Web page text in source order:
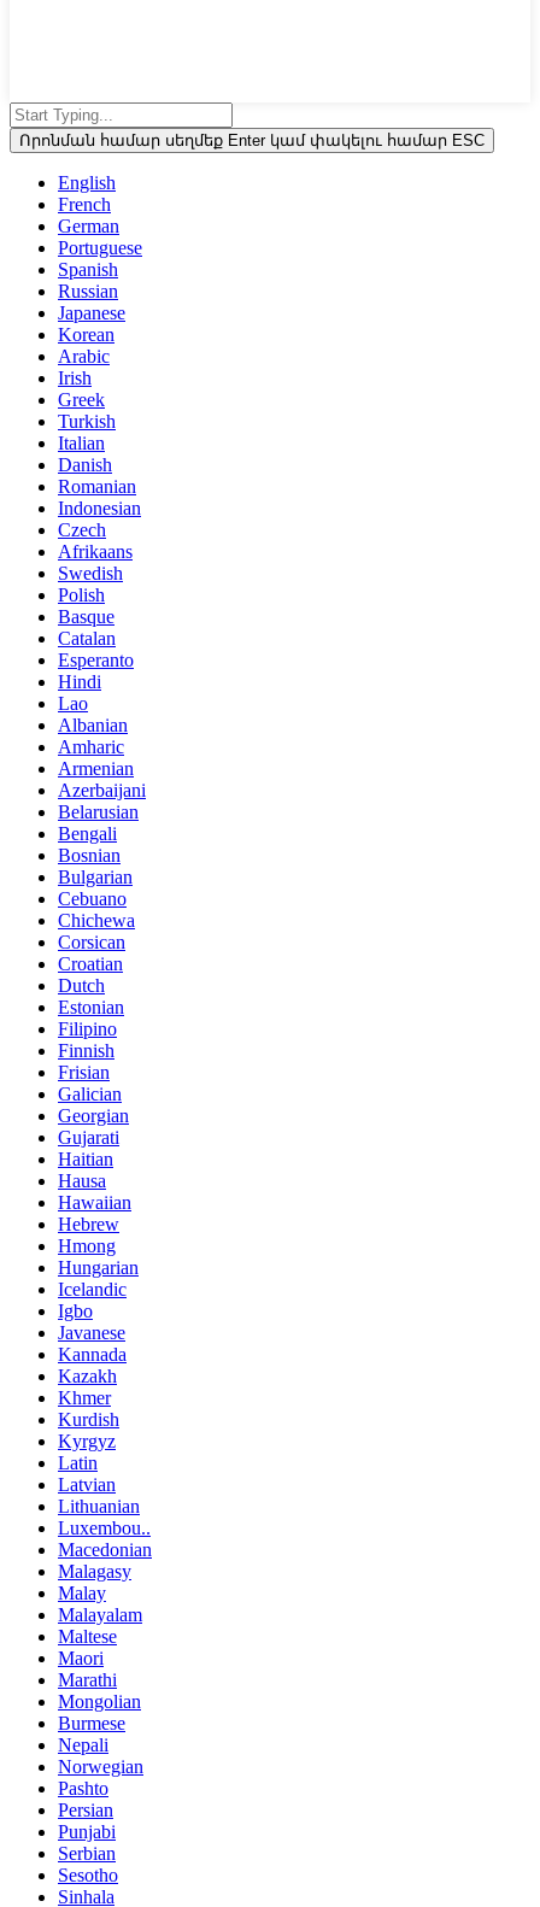
Որոնման համար սեղմեք Enter կամ փակելու համար ESC
English
French
German
Portuguese
Spanish
Russian
Japanese
Korean
Arabic
Irish
Greek
Turkish
Italian
Danish
Romanian
Indonesian
Czech
Afrikaans
Swedish
Polish
Basque
Catalan
Esperanto
Hindi
Lao
Albanian
Amharic
Armenian
Azerbaijani
Belarusian
Bengali
Bosnian
Bulgarian
Cebuano
Chichewa
Corsican
Croatian
Dutch
Estonian
Filipino
Finnish
Frisian
Galician
Georgian
Gujarati
Haitian
Hausa
Hawaiian
Hebrew
Hmong
Hungarian
Icelandic
Igbo
Javanese
Kannada
Kazakh
Khmer
Kurdish
Kyrgyz
Latin
Latvian
Lithuanian
Luxembou..
Macedonian
Malagasy
Malay
Malayalam
Maltese
Maori
Marathi
Mongolian
Burmese
Nepali
Norwegian
Pashto
Persian
Punjabi
Serbian
Sesotho
Sinhala